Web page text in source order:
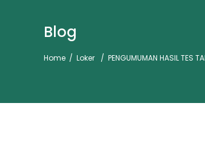
Blog
Home / Loker / PENGUMUMAN HASIL TES